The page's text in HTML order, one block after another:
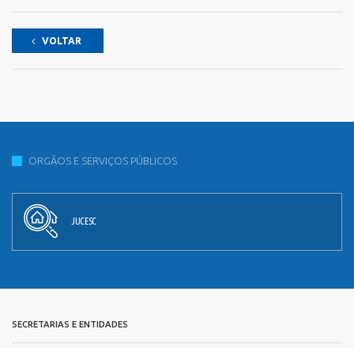
VOLTAR
ORGÃOS E SERVIÇOS PÚBLICOS
JUCESC
SECRETARIAS E ENTIDADES